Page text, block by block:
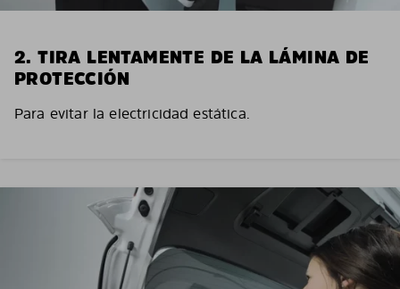
2. TIRA LENTAMENTE DE LA LÁMINA DE
PROTECCIÓN
Para evitar la electricidad estática.